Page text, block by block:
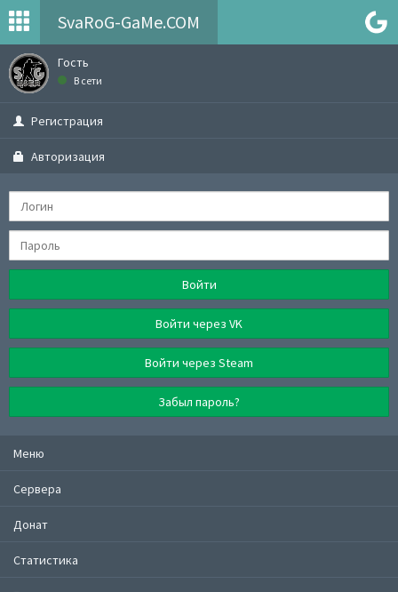
SvaRoG-GaMe.COM
Гость
В сети
Регистрация
Авторизация
Войти
Войти через VK
Войти через Steam
Забыл пароль?
Меню
Сервера
Донат
Статистика